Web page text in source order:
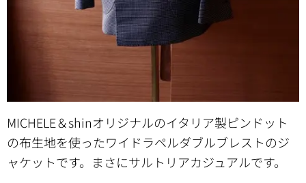
MICHELE＆shinオリジナルのイタリア製ピンドット
の布生地を使ったワイドラペルダブルブレストのジ
ャケットです。まさにサルトリアカジュアルです。